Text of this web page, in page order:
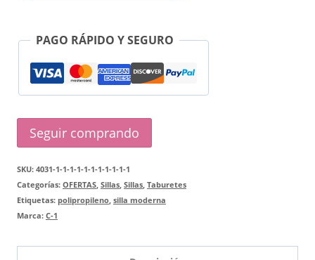
PAGO RÁPIDO Y SEGURO
Seguir comprando
SKU: 4031-1-1-1-1-1-1-1-1-1-1-1
Categorías: OFERTAS, Sillas, Sillas, Taburetes
Etiquetas: polipropileno, silla moderna
Marca: C-1